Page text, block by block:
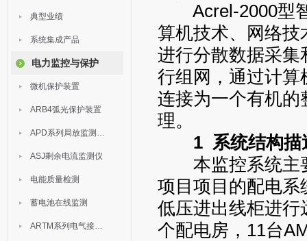
典型业绩
系统集成产品
电力监控与保护
微机保护装置
ARB4弧光保护装置
APD系列局放监测装置
ASJ剩余电流监测仪
电能质量检测
蓄电池在线监测
ARTM系列电气接点测温装置
Acrel-2000型智
算机技术、网络
进行分散数据采
行组网，通过计
连接为一个有机
理。
1 系统结构描
本监控系统主要
项目项目的配电
低压进出线柜进行
个配电房，11台